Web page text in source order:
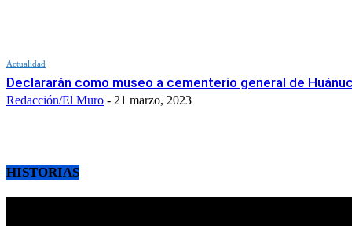
Actualidad
Declararán como museo a cementerio general de
Redacción/El Muro - 21 marzo, 2023
HISTORIAS